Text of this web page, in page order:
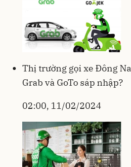
Thị trường gọi xe Đông
Grab và GoTo sáp nhập?
02:00, 11/02/2024